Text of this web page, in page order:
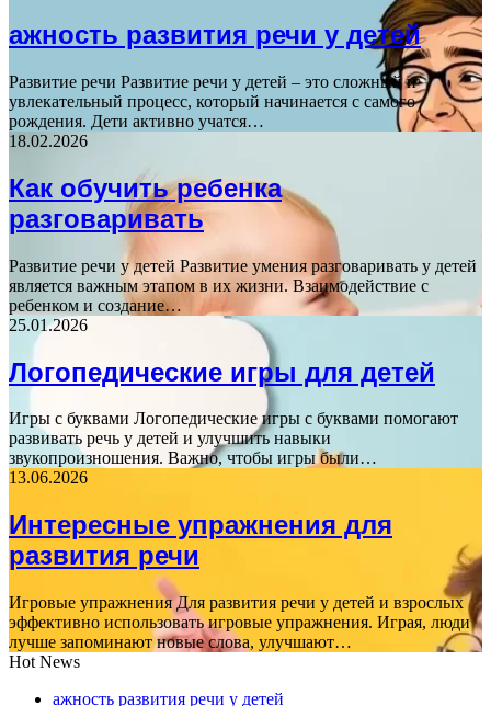
ажность развития речи у детей
Развитие речи Развитие речи у детей – это сложный и
увлекательный процесс, который начинается с самого
рождения. Дети активно учатся…
18.02.2026
Как обучить ребенка
разговаривать
Развитие речи у детей Развитие умения разговаривать у детей
является важным этапом в их жизни. Взаимодействие с
ребенком и создание…
25.01.2026
Логопедические игры для детей
Игры с буквами Логопедические игры с буквами помогают
развивать речь у детей и улучшить навыки
звукопроизношения. Важно, чтобы игры были…
13.06.2026
Интересные упражнения для
развития речи
Игровые упражнения Для развития речи у детей и взрослых
эффективно использовать игровые упражнения. Играя, люди
лучше запоминают новые слова, улучшают…
Hot News
ажность развития речи у детей